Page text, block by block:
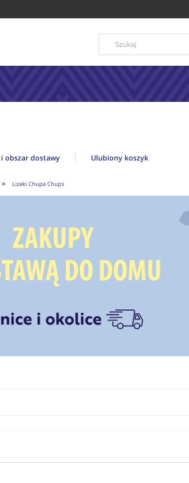
obszar dostawy Ulubiony koszyk
» Lizaki Chupa Chups